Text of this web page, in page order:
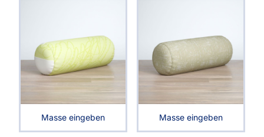
Masse eingeben Masse eingeben